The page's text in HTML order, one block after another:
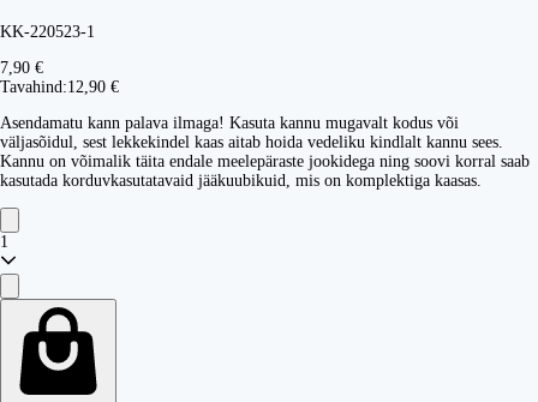
KK-220523-1
7,90 €
Tavahind:12,90 €
Asendamatu kann palava ilmaga! Kasuta kannu mugavalt kodus või
väljasõidul, sest lekkekindel kaas aitab hoida vedeliku kindlalt kannu sees.
Kannu on võimalik täita endale meelepäraste jookidega ning soovi korral saab
kasutada korduvkasutatavaid jääkuubikuid, mis on komplektiga kaasas.
1